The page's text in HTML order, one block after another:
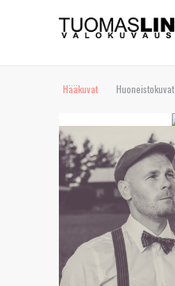
Hääkuvat Huoneistokuvat